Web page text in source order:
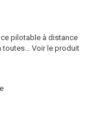
pilotable à distance
Voir le produit